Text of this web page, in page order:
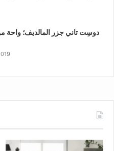
دوسِت تاني جزر المالديف؛ واحة